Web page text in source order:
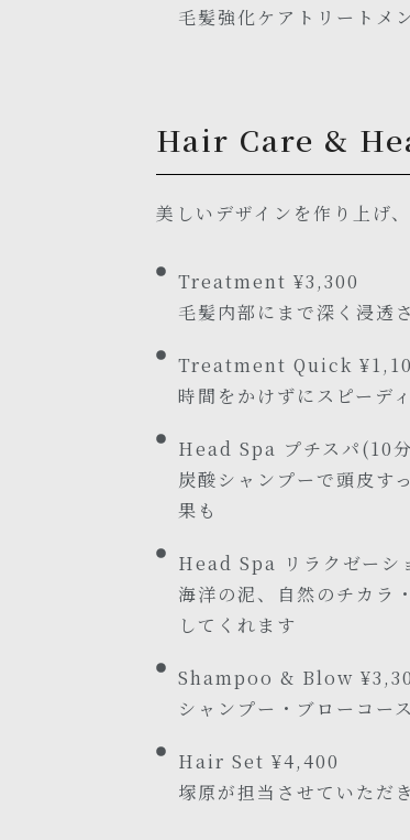
毛髪強化ケアトリートメ
Hair Care &
美しいデザインを作り上げ
Treatment ¥3,300
毛髪内部にまで深く浸透
Treatment Quick
時間をかけずにスピーデ
Head Spa プチスパ(10
炭酸シャンプーで頭皮す
果も
Head Spa リラクゼー
海洋の泥、自然のチカラ
してくれます
Shampoo & Blow
シャンプー・ブローコー
Hair Set ¥4,400
塚原が担当させていただ